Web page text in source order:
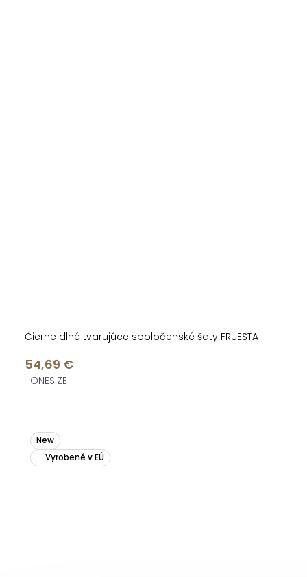
Čierne dlhé tvarujúce spoločenské šaty FRUESTA
54,69 €
ONESIZE
New
Vyrobené v EÚ